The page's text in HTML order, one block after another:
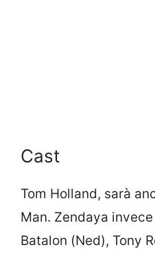
Cast
Tom Holland, sarà
Man. Zendaya
Batalon (Ned), Tony